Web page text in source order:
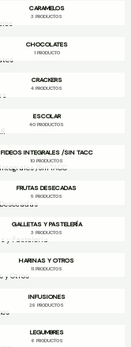
CARAMELOS
3 PRODUCTOS
CHOCOLATES
1 PRODUCTO
CRACKERS
4 PRODUCTOS
ESCOLAR
40 PRODUCTOS
FIDEOS INTEGRALES /SIN TACC
10 PRODUCTOS
FRUTAS DESECADAS
5 PRODUCTOS
GALLETAS Y PASTELERÍA
3 PRODUCTOS
HARINAS Y OTROS
11 PRODUCTOS
INFUSIONES
29 PRODUCTOS
LEGUMBRES
6 PRODUCTOS